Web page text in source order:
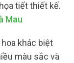
tiết thiết kế.
Mau
khác biệt
màu sắc và